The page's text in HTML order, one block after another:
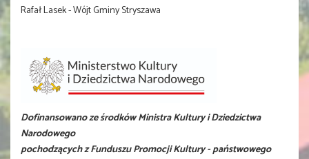
Rafał Lasek - Wójt Gminy Stryszawa
Dofinansowano ze środków Ministra Kultury i Dziedzictwa
Narodowego
pochodzących z Funduszu Promocji Kultury - państwowego